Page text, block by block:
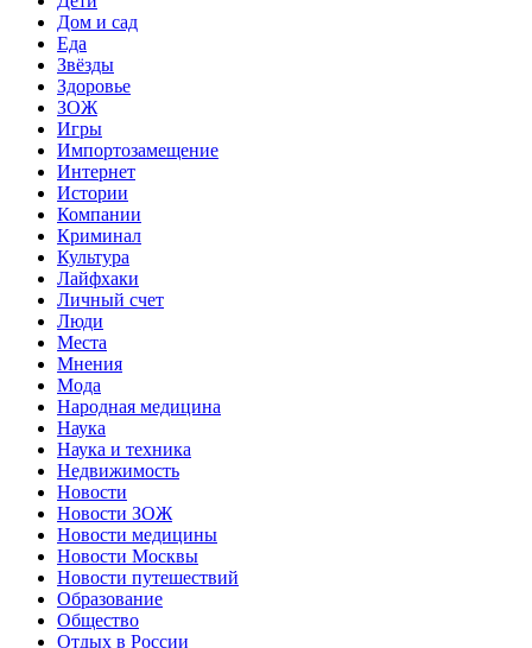
Дом и сад
Еда
Звёзды
Здоровье
ЗОЖ
Игры
Импортозамещение
Интернет
Истории
Компании
Криминал
Культура
Лайфхаки
Личный счет
Люди
Места
Мнения
Мода
Народная медицина
Наука
Наука и техника
Недвижимость
Новости
Новости ЗОЖ
Новости медицины
Новости Москвы
Новости путешествий
Образование
Общество
Отдых в России